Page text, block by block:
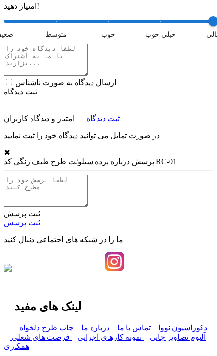
امتیاز دهید!
متوسط خوب خیلی خوب
ارسال دیدگاه به صورت ناشناس
ثبت دیدگاه
ثبت دیدگاه امتیاز و دیدگاه کاربران
در صورت تمایل می توانید دیدگاه خود را ثبت نمایید
✖
پرسش درباره پرده سیلوئت طرح طیف رنگی کد RC-01
ثبت پرسش
ما را در شبکه های اجتماعی دنبال کنید
لینک های مفید
دکوراسیون نووا تماس با ما درباره ما
چاپ طرح دلخواه
آلبوم تصاویر چاپی
نمونه کارهای اجرایی
فرصت های شغلی
همکاری